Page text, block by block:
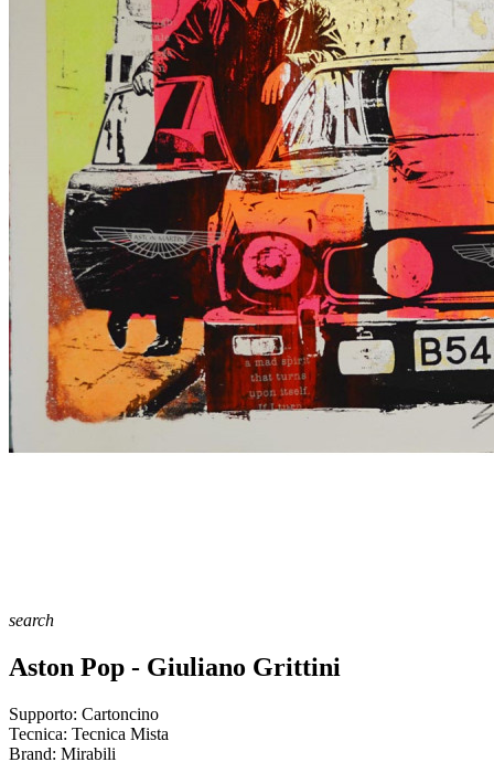
search
Aston Pop - Giuliano Grittini
Supporto: Cartoncino
Tecnica: Tecnica Mista
Brand: Mirabili